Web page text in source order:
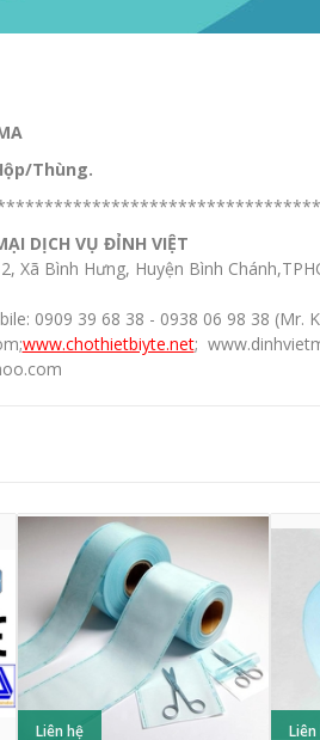
Thùng.
DỊCH VỤ ĐỈNH VIỆT
Xã Bình Hưng, Huyện Bình
0909 39 68 38 - 0938 06 98 38 (Mr.
;www.chothietbiyte.net;
Liên hệ Liên